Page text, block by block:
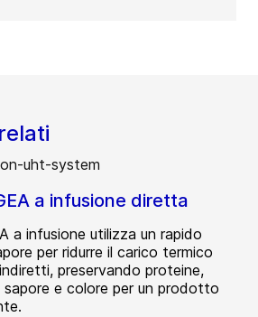
a infusione diretta
a infusione utilizza un rapido
per ridurre il carico termico
preservando proteine,
e colore per un prodotto